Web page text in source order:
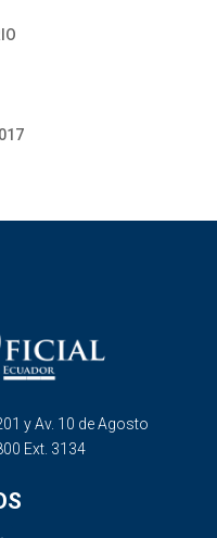
y Av. 10 de Agosto
Ext. 3134